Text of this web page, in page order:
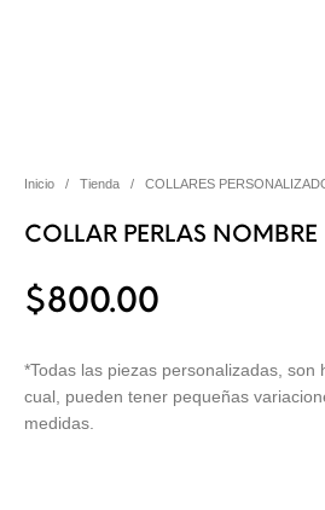
Inicio / Tienda / COLLARES
COLLAR PERLAS NOMBRE
$800.00
*Todas las piezas personalizadas, son
cual, pueden tener pequeñas
medidas.